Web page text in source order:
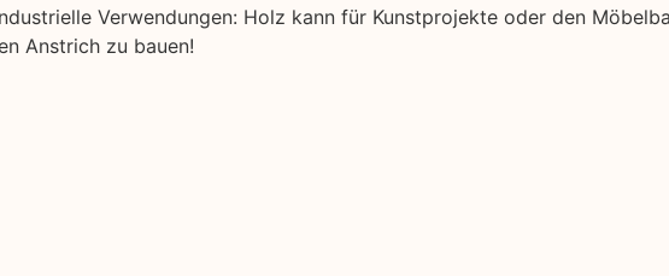
Verwendungen: Holz kann für Kunstprojekte oder den
Anstrich zu bauen!